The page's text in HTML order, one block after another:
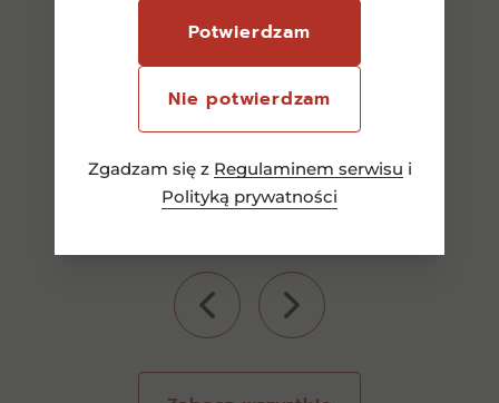
Potwierdzam
Nie potwierdzam
Zgadzam się z Regulaminem serwisu i
Polityką prywatności
Dowiedz się więcej